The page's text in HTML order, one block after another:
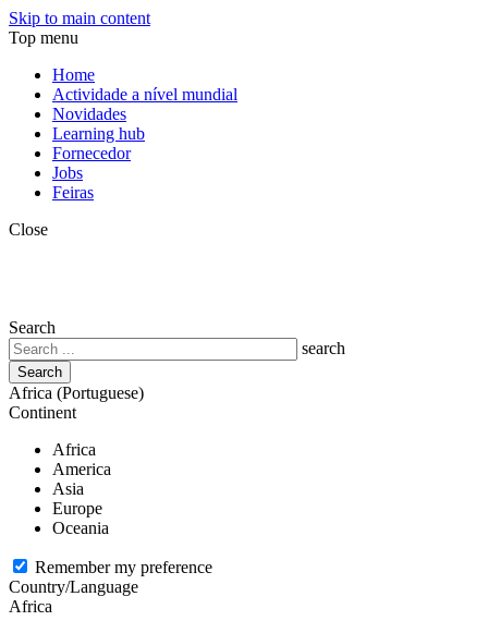
Skip to main content
Top menu
Home
Actividade a nível mundial
Novidades
Learning hub
Fornecedor
Jobs
Feiras
Close
Search
search
Africa (Portuguese)
Continent
Africa
America
Asia
Europe
Oceania
Remember my preference
Country/Language
Africa